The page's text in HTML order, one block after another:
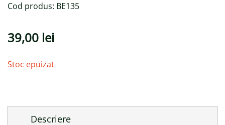
Cod produs: BE135
39,00 lei
Stoc epuizat
Descriere